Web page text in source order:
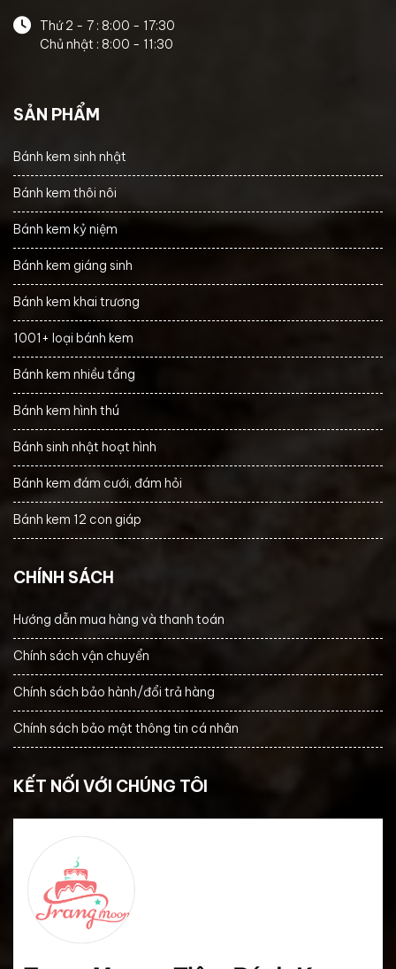
Thứ 2 - 7 : 8:00 - 17:30
Chủ nhật : 8:00 - 11:30
SẢN PHẨM
Bánh kem sinh nhật
Bánh kem thôi nôi
Bánh kem kỷ niệm
Bánh kem giáng sinh
Bánh kem khai trương
1001+ loại bánh kem
Bánh kem nhiều tầng
Bánh kem hình thú
Bánh sinh nhật hoạt hình
Bánh kem đám cưới, đám hỏi
Bánh kem 12 con giáp
CHÍNH SÁCH
Hướng dẫn mua hàng và thanh toán
Chính sách vận chuyển
Chính sách bảo hành/đổi trả hàng
Chính sách bảo mật thông tin cá nhân
KẾT NỐI VỚI CHÚNG TÔI